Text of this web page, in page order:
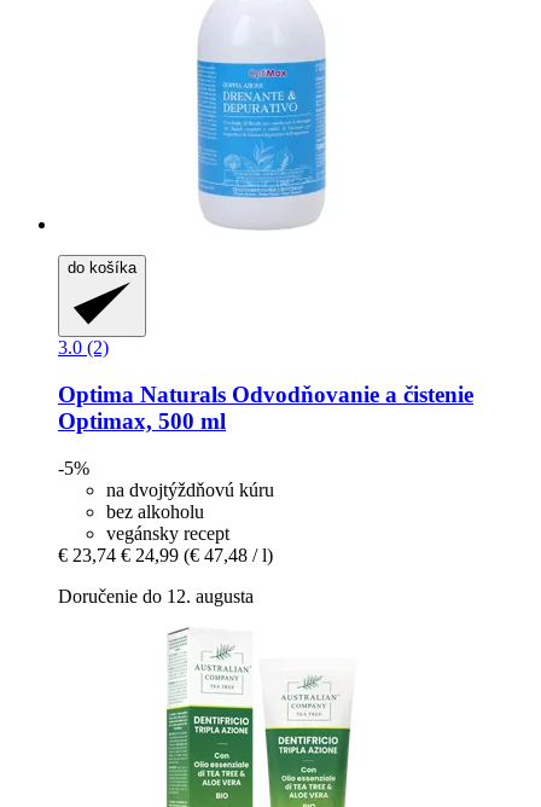
do košíka
3.0 (2)
Optima Naturals Odvodňovanie a čistenie
Optimax, 500 ml
-5%
na dvojtýždňovú kúru
bez alkoholu
vegánsky recept
€ 23,74 € 24,99 (€ 47,48 / l)
Doručenie do 12. augusta